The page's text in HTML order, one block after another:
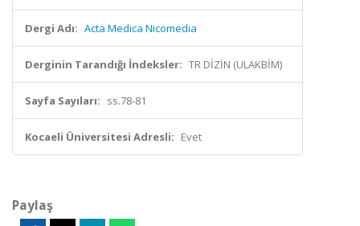
Dergi Adı: Acta Medica Nicomedia
Derginin Tarandığı İndeksler: TR DİZİN (ULAKBİM)
Sayfa Sayıları: ss.78-81
Kocaeli Üniversitesi Adresli: Evet
Paylaş